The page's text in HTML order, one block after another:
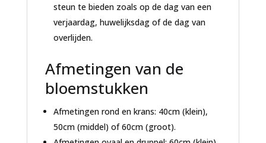
steun te bieden zoals op de dag van een
verjaardag, huwelijksdag of de dag van
overlijden.
Afmetingen van de
bloemstukken
Afmetingen rond en krans: 40cm (klein),
50cm (middel) of 60cm (groot).